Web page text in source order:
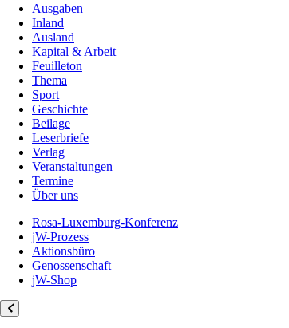
Ausgaben
Inland
Ausland
Kapital & Arbeit
Feuilleton
Thema
Sport
Geschichte
Beilage
Leserbriefe
Verlag
Veranstaltungen
Termine
Über uns
Rosa-Luxemburg-Konferenz
jW-Prozess
Aktionsbüro
Genossenschaft
jW-Shop